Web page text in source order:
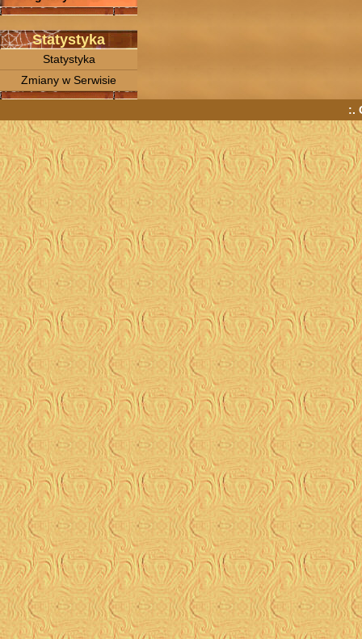
Statystyka
Statystyka
Zmiany w Serwisie
:.